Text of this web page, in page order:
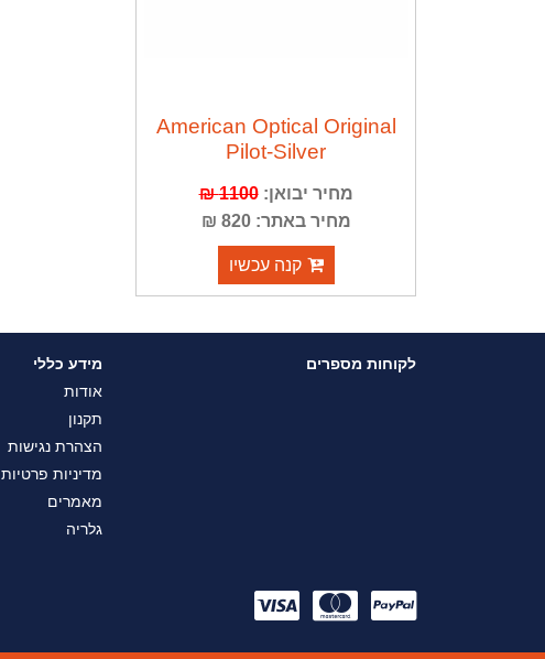
American Optical Original
Pilot-Silver
מחיר יבואן:1100 ₪
מחיר באתר: 820 ₪
קנה עכשיו
לקוחות מספרים
מידע כללי
אודות
תקנון
הצהרת נגישות
מדיניות פרטיות
מאמרים
גלריה